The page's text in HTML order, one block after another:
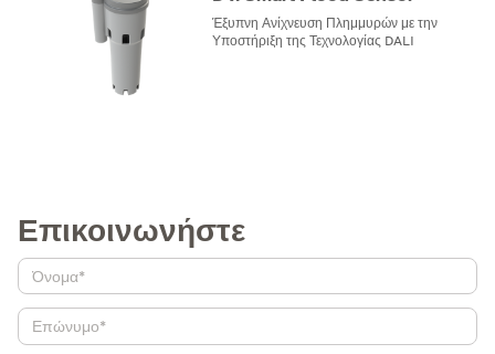
Έξυπνη Ανίχνευση Πλημμυρών με την
Υποστήριξη της Τεχνολογίας DALI
Επικοινωνήστε